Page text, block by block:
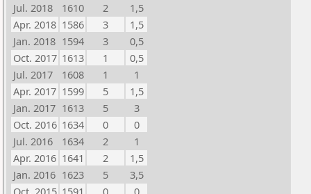
Jul. 2018
1610 2
1,5
Apr. 2018 1586 3
1,5
Jan. 2018 1594 3
0,5
Oct. 2017 1613 1
0,5
Jul. 2017
1608 1
1
Apr. 2017 1599 5
1,5
Jan. 2017 1613 5
3
Oct. 2016 1634 0
0
Jul. 2016
1634 2
1
Apr. 2016 1641 2
1,5
Jan. 2016 1623 5
3,5
Oct. 2015 1591 0
0